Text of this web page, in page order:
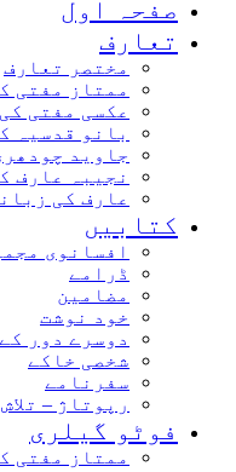
صفحہ اول
تعارف
مختصر تعارف
ممتاز مفتی
عکسی مفتی
بانو قدسیہ
جاوید
نجیبہ عارف
عارف کی
کتابیں
افسانوی
ڈرامے
مضامین
خود نوشت
دوسرے دور
شخصی خاکے
سفرنامے
رپوتاژ – تلاش
فوٹو گیلری
ممتاز مفتی